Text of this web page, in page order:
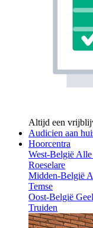
Altijd een
Audicien aan
Hoorcentra
West-België Alle
Roeselare
Midden-België
Temse
Oost-België Geel
Truiden